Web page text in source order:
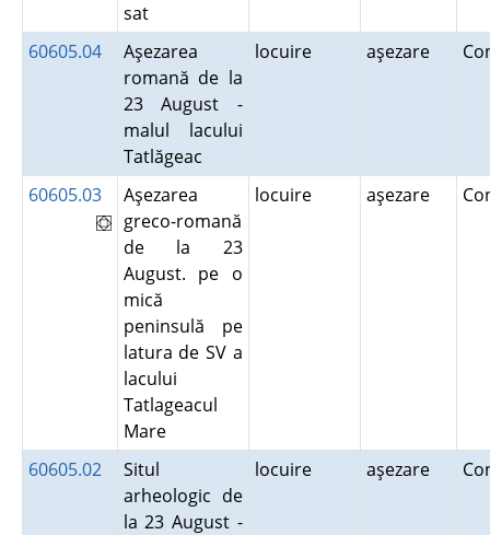
sat
60605.04
Aşezarea
romană de la
23 August -
malul lacului
Tatlăgeac
locuire aşezare
60605.03
Aşezarea
greco-romană
de la 23
August. pe o
mică
peninsulă pe
latura de SV a
lacului
Tatlageacul
Mare
locuire aşezare
60605.02
Situl
arheologic de
la 23 August -
locuire aşezare